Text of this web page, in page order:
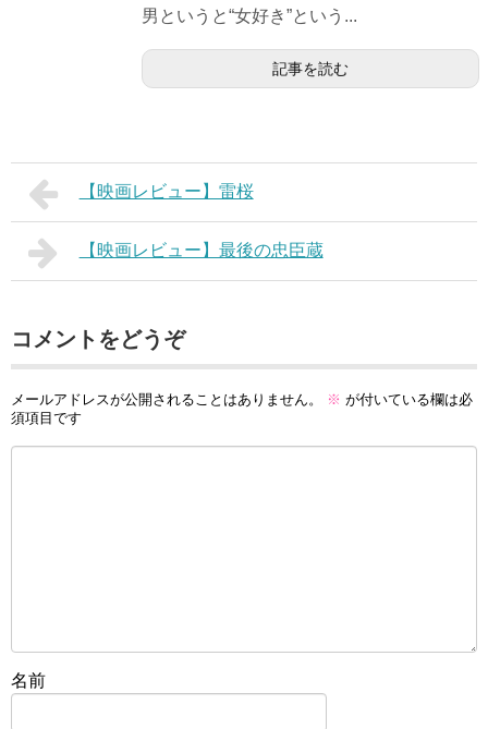
男というと“女好き”という...
記事を読む
【映画レビュー】雷桜
【映画レビュー】最後の忠臣蔵
コメントをどうぞ
メールアドレスが公開されることはありません。 ※ が付いている欄は必
須項目です
名前